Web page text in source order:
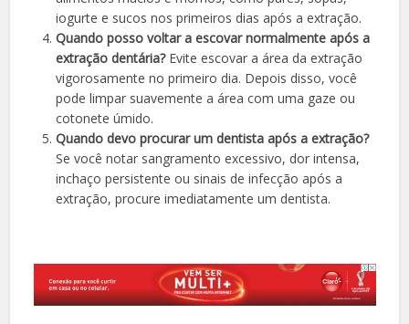
iogurte e sucos nos primeiros dias após a extração.
Quando posso voltar a escovar normalmente após a
extração dentária?Evite escovar a área da extração
vigorosamente no primeiro dia. Depois disso, você
pode limpar suavemente a área com uma gaze ou
cotonete úmido.
Quando devo procurar um dentista após a extração?
Se você notar sangramento excessivo, dor intensa,
inchaço persistente ou sinais de infecção após a
extração, procure imediatamente um dentista.